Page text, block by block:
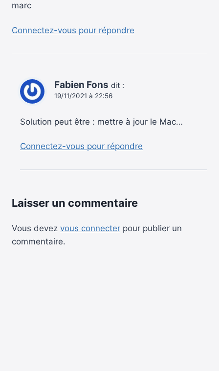
marc
Connectez-vous pour répondre
Fabien Fons dit :
19/11/2021 à 22:56
Solution peut être : mettre à jour le Mac…
Connectez-vous pour répondre
Laisser un commentaire
Vous devez vous connecter pour publier un
commentaire.